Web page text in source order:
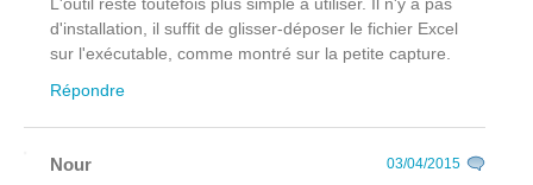
d'installation, il suffit de glisser-déposer le fichier Excel
sur l'exécutable, comme montré sur la petite capture.
Répondre
Nour 03/04/2015